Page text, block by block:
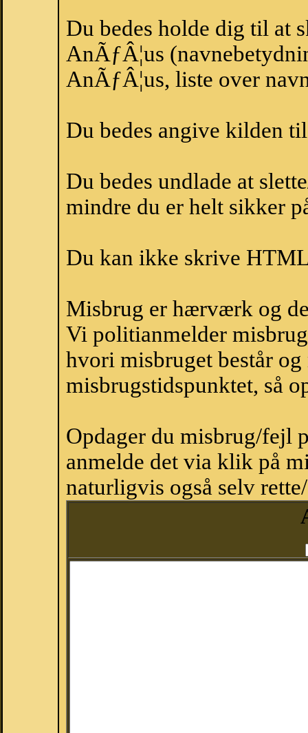
Du bedes holde dig til at
AnÃƒÂ¦us
AnÃƒÂ¦us, liste over
Du bedes angive kilden
Du bedes undlade at
mindre du er helt sikker
Du kan ikke skrive
Misbrug er hærværk og
Vi politianmelder
hvori misbruget består
misbrugstidspunktet, så
Opdager du misbrug/fejl
anmelde det via klik på
naturligvis også selv